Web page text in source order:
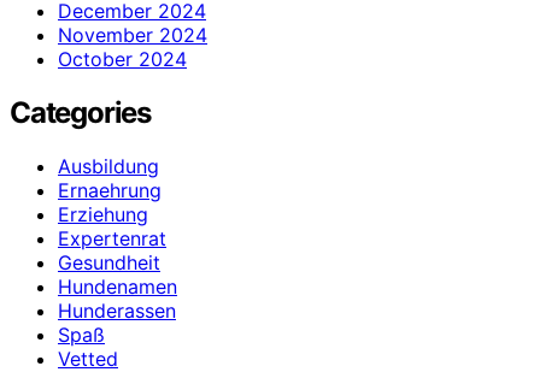
December 2024
November 2024
October 2024
Categories
Ausbildung
Ernaehrung
Erziehung
Expertenrat
Gesundheit
Hundenamen
Hunderassen
Spaß
Vetted